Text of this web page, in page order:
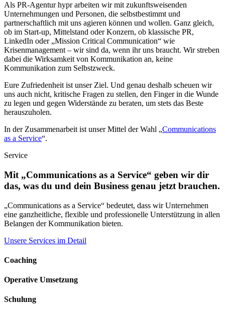
Als PR-Agentur hypr arbeiten wir mit zukunftsweisenden
Unternehmungen und Personen, die selbstbestimmt und
partnerschaftlich mit uns agieren können und wollen. Ganz gleich,
ob im Start-up, Mittelstand oder Konzern, ob klassische PR,
LinkedIn oder „Mission Critical Communication“ wie
Krisenmanagement – wir sind da, wenn ihr uns braucht. Wir streben
dabei die Wirksamkeit von Kommunikation an, keine
Kommunikation zum Selbstzweck.
Eure Zufriedenheit ist unser Ziel. Und genau deshalb scheuen wir
uns auch nicht, kritische Fragen zu stellen, den Finger in die Wunde
zu legen und gegen Widerstände zu beraten, um stets das Beste
herauszuholen.
In der Zusammenarbeit ist unser Mittel der Wahl „Communications
as a Service“.
Service
Mit „Communications as a Service“ geben wir dir
das, was du und dein Business genau jetzt brauchen.
„Communications as a Service“ bedeutet, dass wir Unternehmen
eine ganzheitliche, flexible und professionelle Unterstützung in allen
Belangen der Kommunikation bieten.
Unsere Services im Detail
Coaching
Operative Umsetzung
Schulung